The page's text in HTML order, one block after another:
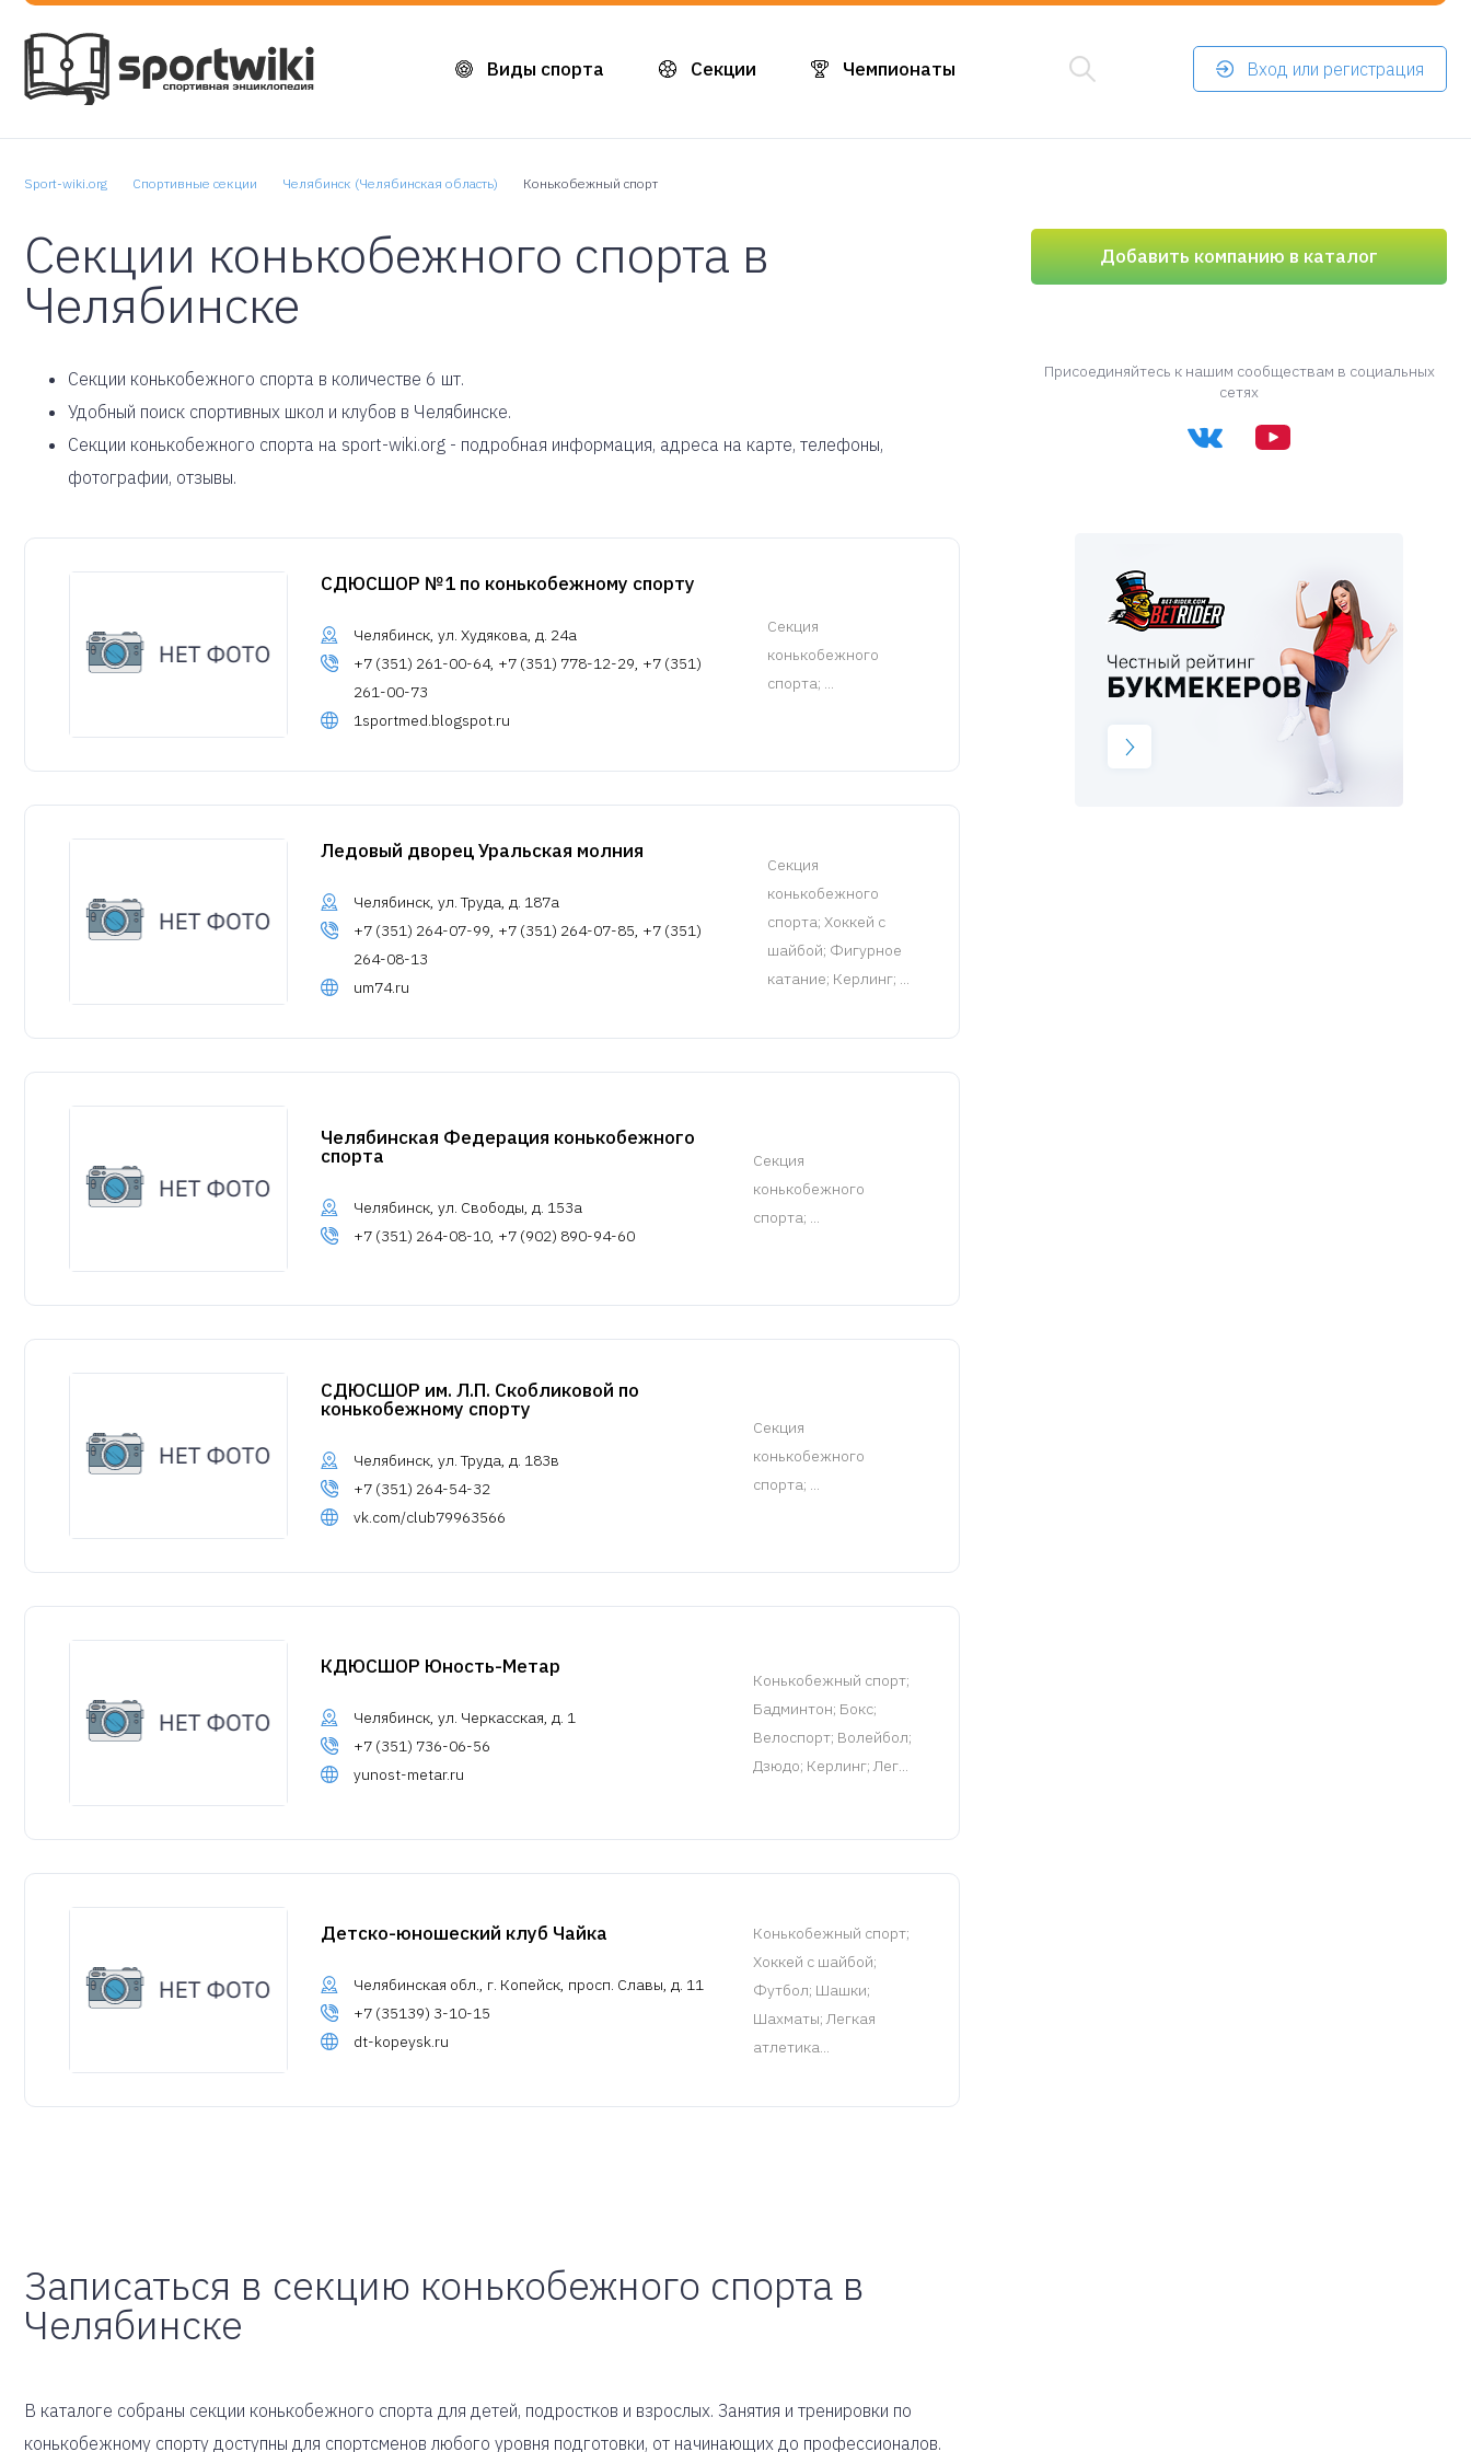
Виды спорта Секции Чемпионаты Вход или регистрация
Sport-wiki.org Спортивные секции Челябинск (Челябинская область) Конькобежный спорт
Секции конькобежного спорта в
Челябинске
Cекции конькобежного спорта в количестве 6 шт.
Удобный поиск спортивных школ и клубов в Челябинске.
Секции конькобежного спорта на sport-wiki.org - подробная информация, адреса на карте, телефоны,
фотографии, отзывы.
СДЮСШОР №1 по конькобежному спорту
Челябинск, ул. Худякова, д. 24а
+7 (351) 261-00-64, +7 (351) 778-12-29, +7 (351)
261-00-73
1sportmed.blogspot.ru
Cекция
конькобежного
спорта; ...
Ледовый дворец Уральская молния
Челябинск, ул. Труда, д. 187а
+7 (351) 264-07-99, +7 (351) 264-07-85, +7 (351)
264-08-13
um74.ru
Cекция
конькобежного
спорта; Хоккей с
шайбой; Фигурное
катание; Керлинг; ...
Челябинская Федерация конькобежного
спорта
Челябинск, ул. Свободы, д. 153а
+7 (351) 264-08-10, +7 (902) 890-94-60
Cекция
конькобежного
спорта; ...
СДЮСШОР им. Л.П. Скобликовой по
конькобежному спорту
Челябинск, ул. Труда, д. 183в
+7 (351) 264-54-32
vk.com/club79963566
Cекция
конькобежного
спорта; ...
КДЮСШОР Юность-Метар
Челябинск, ул. Черкасская, д. 1
+7 (351) 736-06-56
yunost-metar.ru
Конькобежный спорт;
Бадминтон; Бокс;
Велоспорт; Волейбол;
Дзюдо; Керлинг; Лег...
Детско-юношеский клуб Чайка
Челябинская обл., г. Копейск, просп. Славы, д. 11
+7 (35139) 3-10-15
dt-kopeysk.ru
Конькобежный спорт;
Хоккей с шайбой;
Футбол; Шашки;
Шахматы; Легкая
атлетика...
Записаться в секцию конькобежного спорта в
Челябинске
В каталоге собраны секции конькобежного спорта для детей, подростков и взрослых. Занятия и тренировки по
конькобежному спорту доступны для спортсменов любого уровня подготовки, от начинающих до профессионалов.
Добавить компанию в каталог
Присоединяйтесь к нашим сообществам в социальных
сетях